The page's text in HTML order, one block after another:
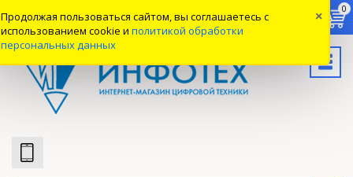
Продолжая пользоваться сайтом, вы соглашаетесь с
использованием cookie и политикой обработки
персональных данных
×
Вход
0